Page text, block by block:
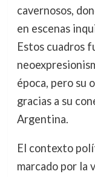
cavernosos,
en escenas
Estos cuadros
época, pero su
gracias a su
Argentina.
El contexto
marcado por la